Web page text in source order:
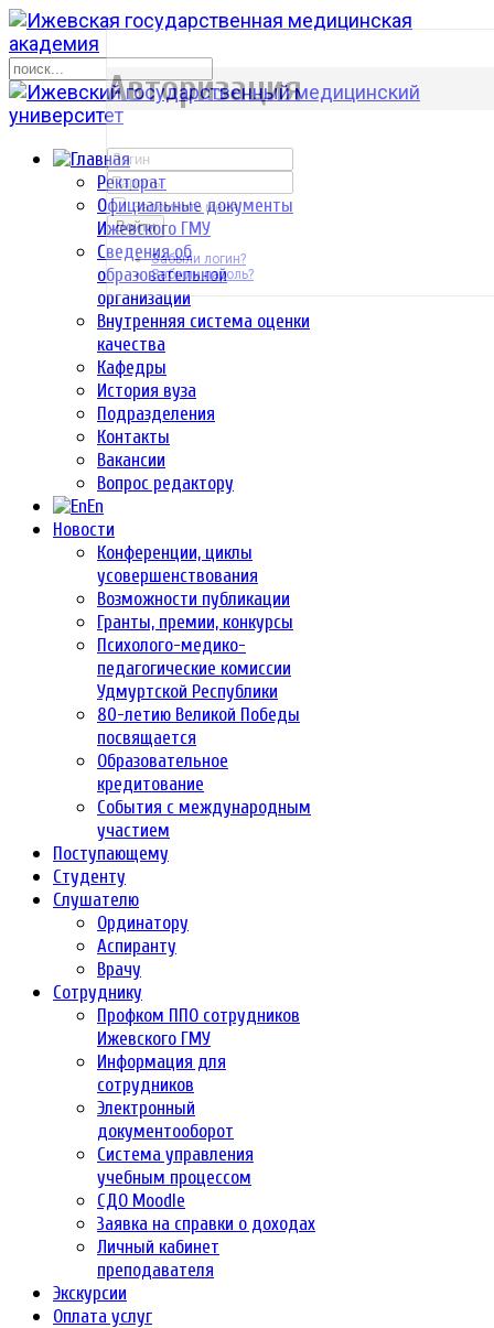
Ректорат
Официальные документы
Ижевского ГМУ
Сведения об
образовательной
организации
Внутренняя система оценки
качества
Кафедры
История вуза
Подразделения
Контакты
Вакансии
Вопрос редактору
En
Новости
Конференции, циклы
усовершенствования
Возможности публикации
Гранты, премии, конкурсы
Психолого-медико-
педагогические комиссии
Удмуртской Республики
80-летию Великой Победы
посвящается
Образовательное
кредитование
События с международным
участием
Поступающему
Студенту
Слушателю
Ординатору
Аспиранту
Врачу
Сотруднику
Профком ППО сотрудников
Ижевского ГМУ
Информация для
сотрудников
Электронный
документооборот
Система управления
учебным процессом
СДО Moodle
Заявка на справки о доходах
Личный кабинет
преподавателя
Экскурсии
Оплата услуг
р
Авторизация
Запомнить меня
Войти
Забыли логин?
Забыли пароль?